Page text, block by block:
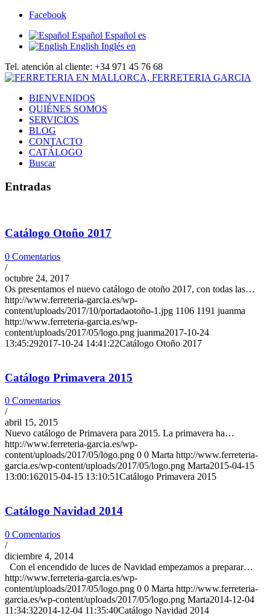
Facebook
Español Español es
English Inglés en
Tel. atención al cliente: +34 971 45 76 68
BIENVENIDOS
QUIÉNES SOMOS
SERVICIOS
BLOG
CONTACTO
CATÁLOGO
Buscar
Entradas
Catálogo Otoño 2017
0 Comentarios
/
octubre 24, 2017
Os presentamos el nuevo catálogo de otoño 2017, con todas las…
http://www.ferreteria-garcia.es/wp-
content/uploads/2017/10/portadaotoño-1.jpg 1106 1191 juanma
http://www.ferreteria-garcia.es/wp-
content/uploads/2017/05/logo.png juanma2017-10-24
13:45:292017-10-24 14:41:22Catálogo Otoño 2017
Catálogo Primavera 2015
0 Comentarios
/
abril 15, 2015
Nuevo catálogo de Primavera para 2015. La primavera ha…
http://www.ferreteria-garcia.es/wp-
content/uploads/2017/05/logo.png 0 0 Marta http://www.ferreteria-
garcia.es/wp-content/uploads/2017/05/logo.png Marta2015-04-15
13:00:162015-04-15 13:10:51Catálogo Primavera 2015
Catálogo Navidad 2014
0 Comentarios
/
diciembre 4, 2014
Con el encendido de luces de Navidad empezamos a preparar…
http://www.ferreteria-garcia.es/wp-
content/uploads/2017/05/logo.png 0 0 Marta http://www.ferreteria-
garcia.es/wp-content/uploads/2017/05/logo.png Marta2014-12-04
11:34:322014-12-04 11:35:40Catálogo Navidad 2014